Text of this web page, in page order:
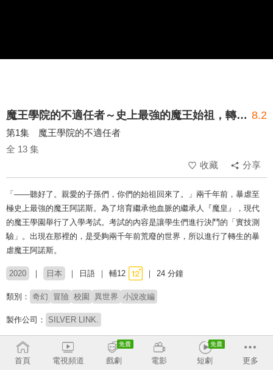
魔王學院的不適任者～史上最強的魔王始祖，轉生就讀子孫們的學校～ 8.2
第1集 魔王學院的不適任者
全 13 集
收藏
分享
「——聽好了。親愛的子孫們，你們的始祖回來了。」兩千年前，暴虐至
極史上最強的魔王阿諾斯。為了培育繼承他血脈的繼承人『魔皇』，現代
的魔王學園舉行了入學考試。考試的內容是讓學生們進行決鬥的「實技測
驗」。出現在那裡的，是受夠兩千年前荒廢的世界，所以進行了轉生的暴
虐魔王阿諾斯。
2020 日本 日語 輔12 24 分鐘
類別： 奇幻 冒險 校園 異世界 小說改編
製作公司： SILVER LINK.
導演： 田村正文
配音： 鈴木達央 楠木燈 夏吉優子
首頁 電視頻道 戲劇 電影 短劇 更多